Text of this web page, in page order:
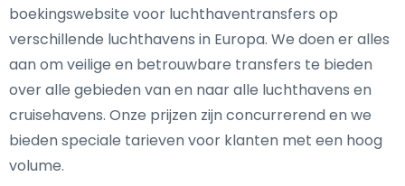
boekingswebsite voor luchthaventransfers op
verschillende luchthavens in Europa. We doen er alles
aan om veilige en betrouwbare transfers te bieden
over alle gebieden van en naar alle luchthavens en
cruisehavens. Onze prijzen zijn concurrerend en we
bieden speciale tarieven voor klanten met een hoog
volume.